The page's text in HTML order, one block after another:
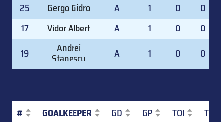
25
Gergo Gidro A 1 0
0
17
Vidor Albert A 1 0
0
19
Andrei
Stanescu A 1 0 0
# GOALKEEPER GD GP TOI